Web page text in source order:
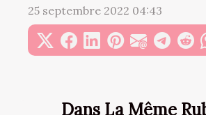
Dans La Même
25 septembre 2022 04:43